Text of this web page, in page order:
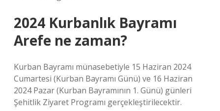
2024 Kurbanlık Bayramı
Arefe ne zaman?
Kurban Bayramı münasebetiyle 15 Haziran 2024
Cumartesi (Kurban Bayramı Günü) ve 16 Haziran
2024 Pazar (Kurban Bayramının 1. Günü) günleri
Şehitlik Ziyaret Programı gerçekleştirilecektir.